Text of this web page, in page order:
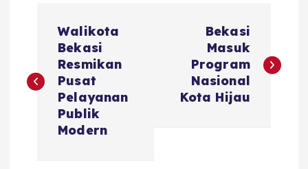
s
Walikota
Bekasi
Resmikan
Pusat
Pelayanan
Publik
Modern
Bekasi
Masuk
Program
Nasional
Kota Hijau